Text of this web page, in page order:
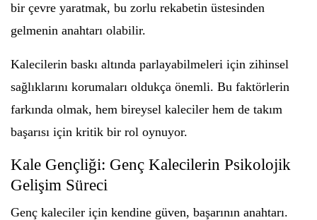
bir çevre yaratmak, bu zorlu rekabetin üstesinden
gelmenin anahtarı olabilir.
Kalecilerin baskı altında parlayabilmeleri için zihinsel
sağlıklarını korumaları oldukça önemli. Bu faktörlerin
farkında olmak, hem bireysel kaleciler hem de takım
başarısı için kritik bir rol oynuyor.
Kale Gençliği: Genç Kalecilerin Psikolojik
Gelişim Süreci
Genç kaleciler için kendine güven, başarının anahtarı.